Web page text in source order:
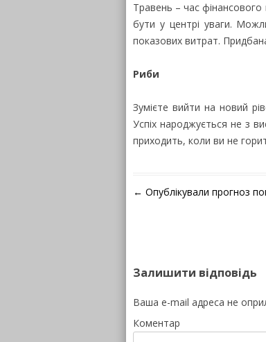
Травень – час
бути у центрі уваги.
показових витрат.
Риби
Зумієте вийти на новий
Успіх народжується не з
приходить, коли ви не
Навігація по запису
← Опублікували прогноз
Залишити відповідь
Ваша e-mail адреса не
Коментар